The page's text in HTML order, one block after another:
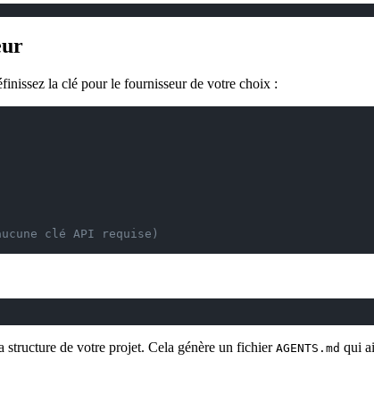
la clé pour le fournisseur de votre choix :
clé API requise)
structure de votre projet. Cela génère un fichier AGENTS.md qui